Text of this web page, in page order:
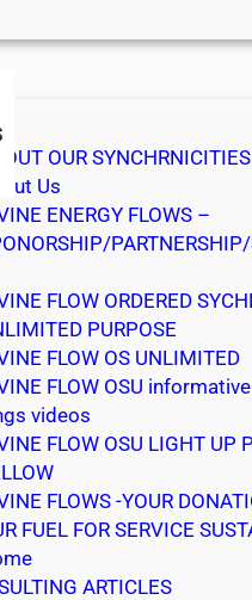
OUR SYNCHRNICITIES
Us
ENERGY FLOWS –
FLOW ORDERED
PURPOSE
FLOW OS UNLIMITED
FLOW OSU
videos
FLOW OSU LIGHT UP
FLOWS -YOUR
FUEL FOR SERVICE
ARTICLES